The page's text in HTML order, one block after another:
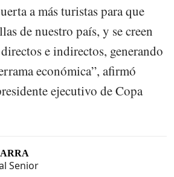
a más turistas para que
de nuestro país, y se creen
e indirectos, generando
económica”, afirmó
ejecutivo de Copa
Senior